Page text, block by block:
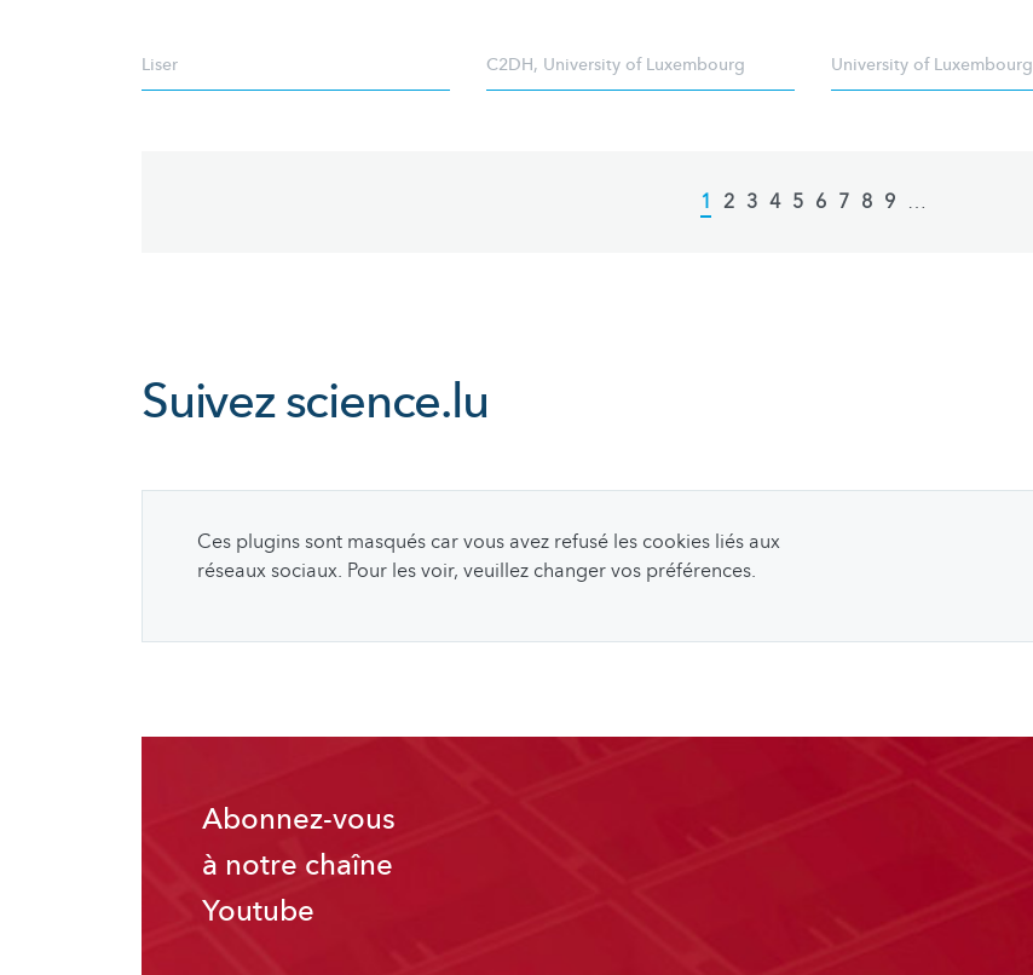
Liser C2DH, University of Luxembourg University of Luxembourg
Current
1 Page
2 Page
3 Page
4 Page
5 Page
6 Page
7 Page
8 Page
9 …
Suivezscience.lu
Ces plugins sont masqués car vous avez refusé les cookies liés aux
réseaux sociaux. Pour les voir, veuillez changer vos préférences.
Abonnez-vous
à notre chaîne
Youtube